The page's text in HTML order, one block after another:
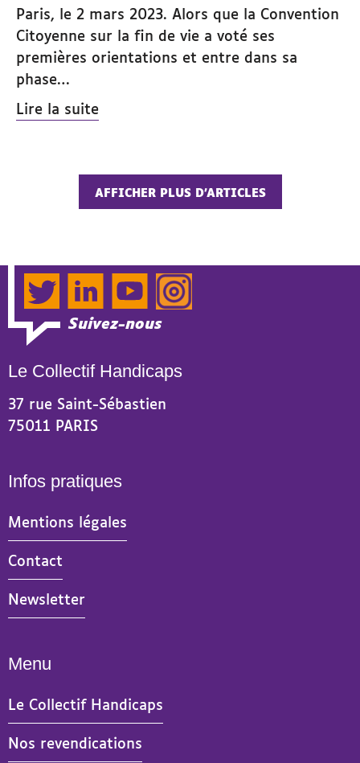
Paris, le 2 mars 2023. Alors que la Convention
Citoyenne sur la fin de vie a voté ses
premières orientations et entre dans sa
phase…
Lire la suite
AFFICHER PLUS D’ARTICLES
Suivez-nous
TwitterLinkedInYouTubeInstagram
Le Collectif Handicaps
37 rue Saint-Sébastien
75011 PARIS
Infos pratiques
Mentions légales
Contact
Newsletter
Menu
Le Collectif Handicaps
Nos revendications